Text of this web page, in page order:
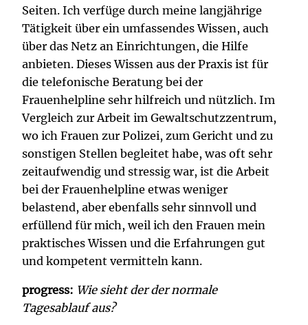
Seiten. Ich verfüge durch meine langjährige
Tätigkeit über ein umfassendes Wissen, auch
über das Netz an Einrichtungen, die Hilfe
anbieten. Dieses Wissen aus der Praxis ist für
die telefonische Beratung bei der
Frauenhelpline sehr hilfreich und nützlich. Im
Vergleich zur Arbeit im Gewaltschutzzentrum,
wo ich Frauen zur Polizei, zum Gericht und zu
sonstigen Stellen begleitet habe, was oft sehr
zeitaufwendig und stressig war, ist die Arbeit
bei der Frauenhelpline etwas weniger
belastend, aber ebenfalls sehr sinnvoll und
erfüllend für mich, weil ich den Frauen mein
praktisches Wissen und die Erfahrungen gut
und kompetent vermitteln kann.
progress: Wie sieht der der normale
Tagesablauf aus?